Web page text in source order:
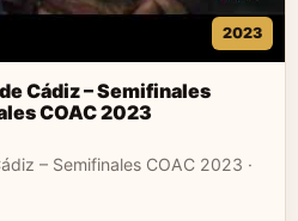
2023
Cádiz – Semifinales
COAC 2023
– Semifinales COAC 2023 ·